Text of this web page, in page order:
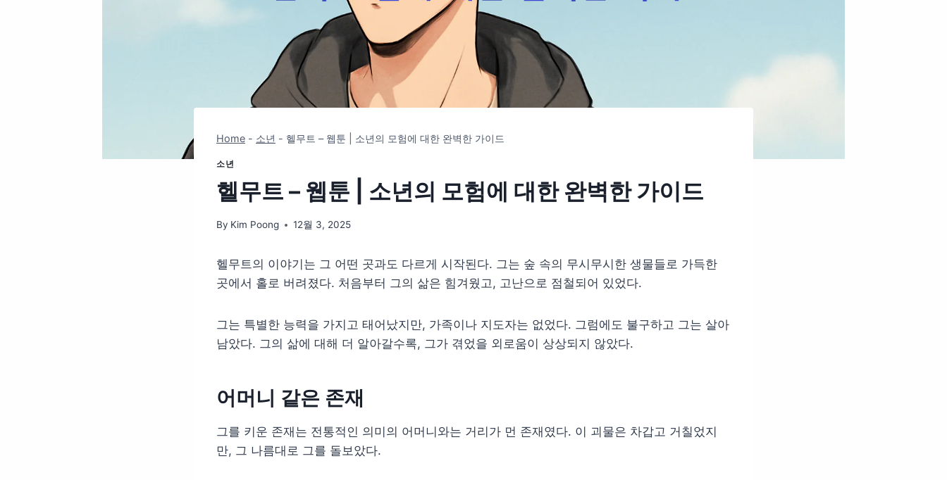
Home - 소년 - 헬무트 – 웹툰 | 소년의 모험에 대한 완벽한 가이드
소년
헬무트 – 웹툰 | 소년의 모험에 대한 완벽한 가이드
By Kim Poong 12월 3, 2025
헬무트의 이야기는 그 어떤 곳과도 다르게 시작된다. 그는 숲 속의 무시무시한 생물들로 가득한
곳에서 홀로 버려졌다. 처음부터 그의 삶은 힘겨웠고, 고난으로 점철되어 있었다.
그는 특별한 능력을 가지고 태어났지만, 가족이나 지도자는 없었다. 그럼에도 불구하고 그는 살아
남았다. 그의 삶에 대해 더 알아갈수록, 그가 겪었을 외로움이 상상되지 않았다.
어머니 같은 존재
그를 키운 존재는 전통적인 의미의 어머니와는 거리가 먼 존재였다. 이 괴물은 차갑고 거칠었지
만, 그 나름대로 그를 돌보았다.